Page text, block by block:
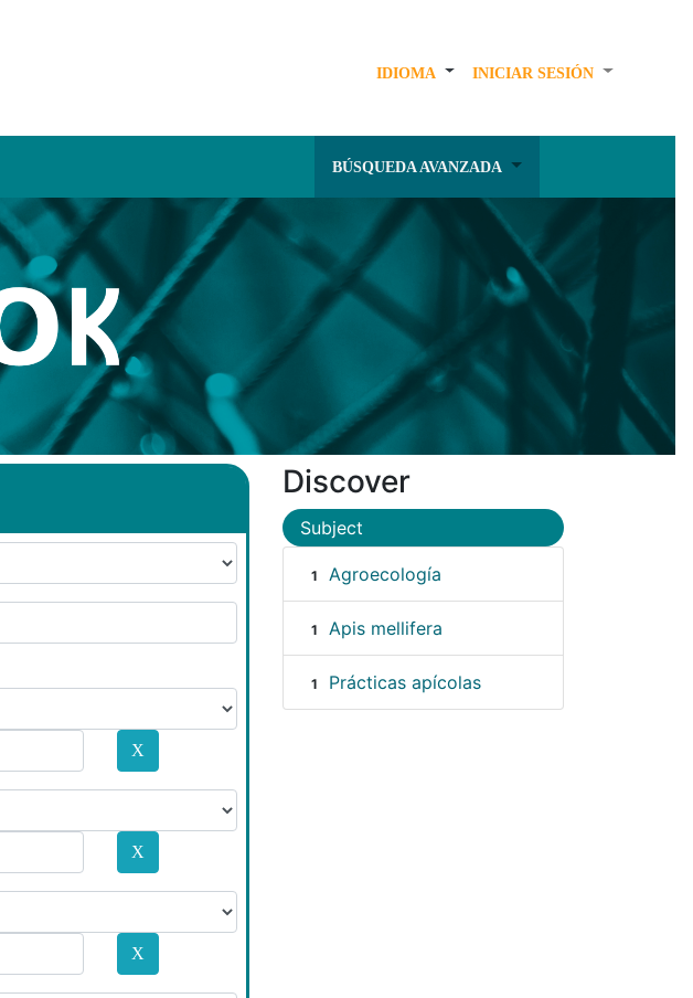
IDIOMA INICIAR SESIÓN
BÚSQUEDA AVANZADA
Discover
Subject
1 Agroecología
1 Apis mellifera
1 Prácticas apícolas